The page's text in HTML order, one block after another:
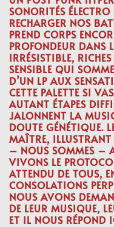
SONORITÉS
RECHARGER NOS
PREND CORPS
PROFONDEUR DANS
IRRÉSISTIBLE,
SENSIBLE QUI
D’UN LP AUX
CETTE PALETTE SI
AUTANT ÉTAPES
JALONNENT LA
DOUTE GÉNÉTIQUE.
MAÎTRE,
– NOUS SOMMES –
VIVONS LE
ATTENDU DE TOUS,
CONSOLATIONS
NOUS AVONS
DE LEUR MUSIQUE,
ET IL NOUS RÉPOND